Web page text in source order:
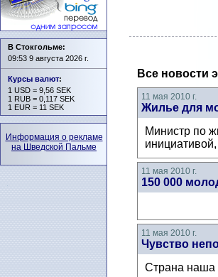
Все новости
11 мая 2010 г.
Жилье для
Министр по
11 мая 2010 г.
150 000
11 мая 2010 г.
Чувство
Страна наша
В Стокгольме:
09:53 9 августа 2026 г.
Курсы валют:
1 USD = 9,56 SEK
1 RUB = 0,117 SEK
1 EUR = 11 SEK
Информация о рекламе
на Шведской Пальме